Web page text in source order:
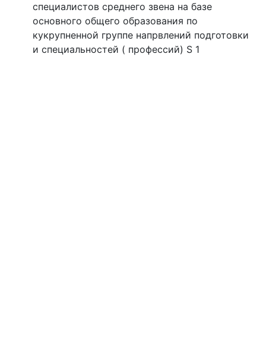
специалистов среднего звена на базе
основного общего образования по
кукрупненной группе напрвлений подготовки
и специальностей ( профессий) S 1